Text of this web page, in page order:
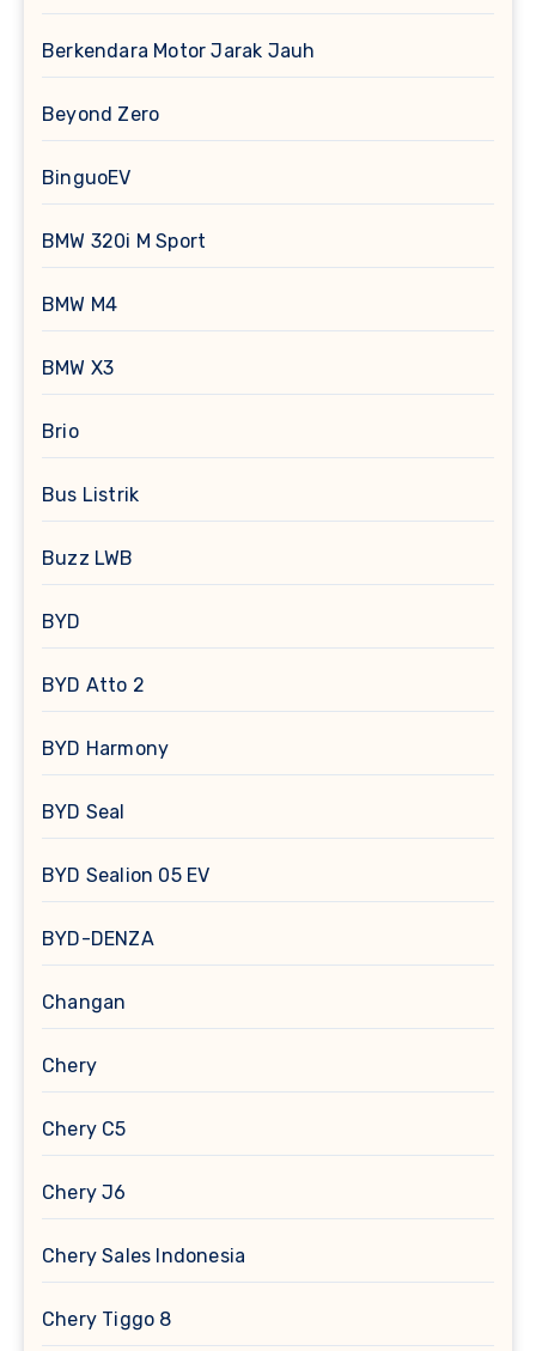
Berkendara Motor Jarak Jauh
Beyond Zero
BinguoEV
BMW 320i M Sport
BMW M4
BMW X3
Brio
Bus Listrik
Buzz LWB
BYD
BYD Atto 2
BYD Harmony
BYD Seal
BYD Sealion 05 EV
BYD-DENZA
Changan
Chery
Chery C5
Chery J6
Chery Sales Indonesia
Chery Tiggo 8